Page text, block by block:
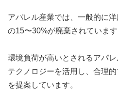
アパレル産業では、一般的に
の15〜30%が廃棄されています
環境負荷が高いとされるアパ
テクノロジーを活用し、合理
を提案しています。